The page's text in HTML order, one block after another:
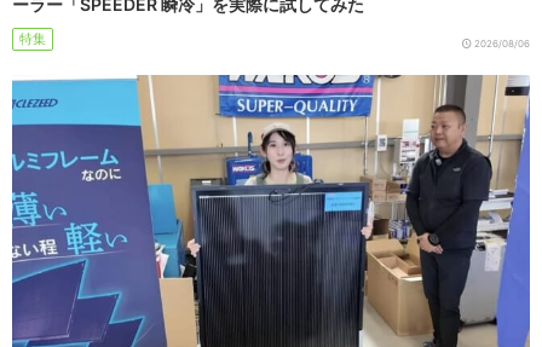
ーラー「SPEEDER 瞬冷」を実際に試してみた
特集 2026/08/06